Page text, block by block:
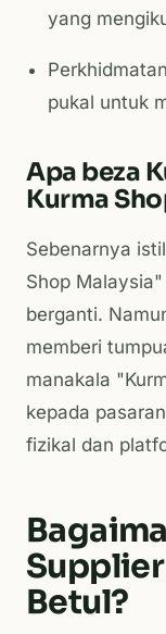
yang
pukal untuk
Apa beza
Kurma
Sebenarnya
Shop
berganti.
memberi
manakala
kepada
fizikal dan
Betul?